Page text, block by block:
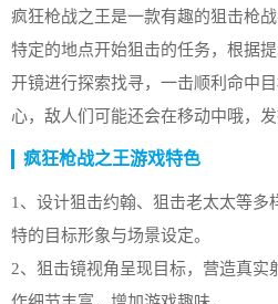
疯狂枪战之王是一款有趣的狙击枪
特定的地点开始狙击的任务，根据
开镜进行探索找寻，一击顺利命中
心，敌人们可能还会在移动中哦，发
疯狂枪战之王游戏特色
1、设计狙击约翰、狙击老太太等多
特的目标形象与场景设定。
2、狙击镜视角呈现目标，营造真实